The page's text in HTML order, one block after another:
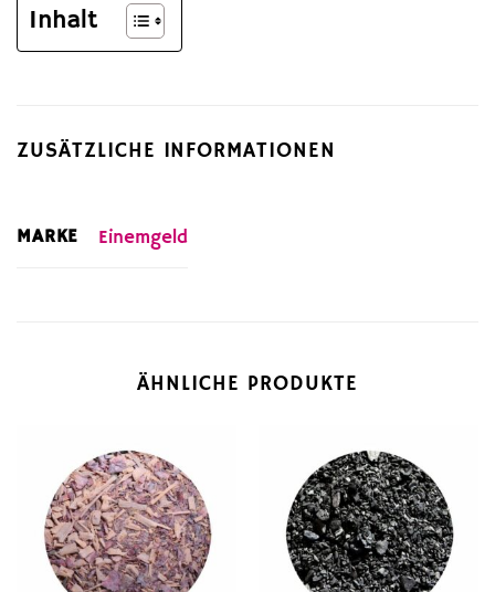
Inhalt
ZUSÄTZLICHE INFORMATIONEN
MARKE Einemgeld
ÄHNLICHE PRODUKTE